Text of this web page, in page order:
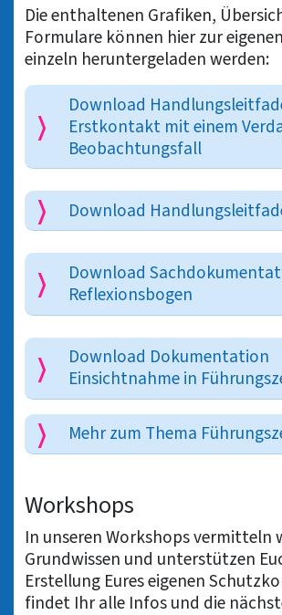
Die enthaltenen Grafiken,
Formulare können hier zur
einzeln heruntergeladen werden:
Download
Erstkontakt mit einem
Beobachtungsfall
Download
Download
Reflexionsbogen
Download Dokumentation
Einsichtnahme in
Mehr zum Thema
Workshops
In unseren Workshops vermitteln
Grundwissen und unterstützen
Erstellung Eures eigenen
findet Ihr alle Infos und die